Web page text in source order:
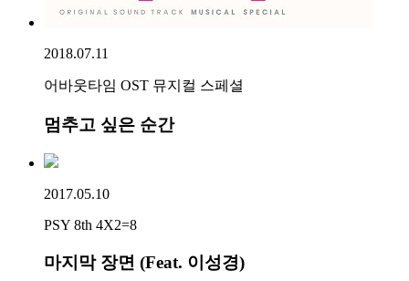
2018.07.11
어바웃타임 OST 뮤지컬 스페셜
멈추고 싶은 순간
2017.05.10
PSY 8th 4X2=8
마지막 장면 (Feat. 이성경)